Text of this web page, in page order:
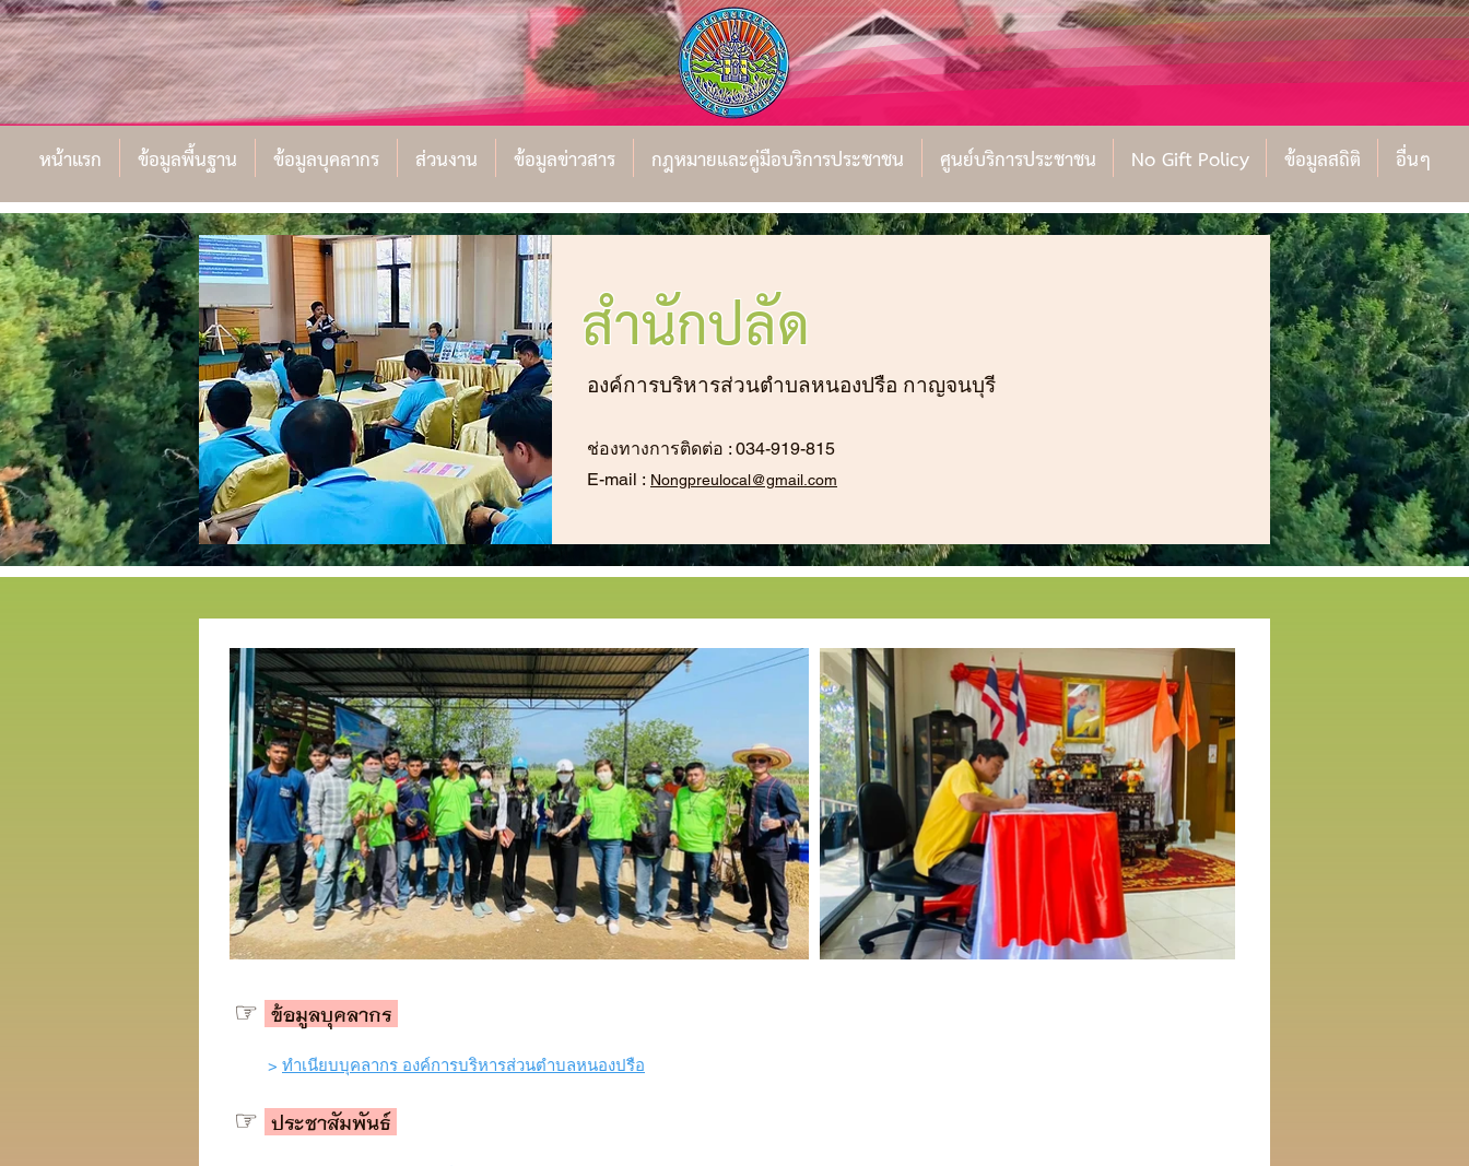
หน้าแรก ข้อมูลพื้นฐาน ข้อมูลบุคลากร ส่วนงาน ข้อมูลข่าวสาร กฎหมายและคู่มือบริการประชาชน ศูนย์บริการประชาชน No Gift Policy ข้อมูลสถิติ อื่นๆ
สำนักปลัด
องค์การบริหารส่วนตำบลหนองปรือ กาญจนบุรี
ช่องทางการติดต่อ : 034-919-815
E-mail : Nongpreulocal@gmail.com
☞ ข้อมูลบุคลากร
> ทำเนียบบุคลากร องค์การบริหารส่วนตำบลหนองปรือ
☞ ประชาสัมพันธ์